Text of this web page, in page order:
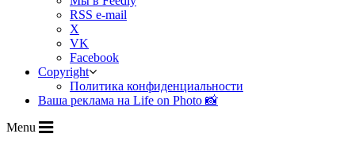
RSS e-mail
X
VK
Facebook
Copyright
Политика конфиденциальности
Ваша реклама на Life on Photo 📸
Menu